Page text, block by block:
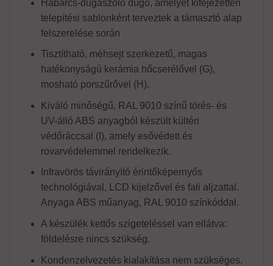
Habarcs-dugaszoló dugó, amelyet kifejezetten
telepítési sablonként terveztek a támasztó alap
felszerelése során
Tisztítható, méhsejt szerkezetű, magas
hatékonyságú kerámia hőcserélővel (G),
mosható porszűrővel (H).
Kiváló minőségű, RAL 9010 színű törés- és
UV-álló ABS anyagból készült kültéri
védőráccsal (I), amely esővédett és
rovarvédelemmel rendelkezik.
Infravörös távirányító érintőképernyős
technológiával, LCD kijelzővel és fali aljzattal.
Anyaga ABS műanyag, RAL 9010 színkóddal.
A készülék kettős szigeteléssel van ellátva:
földelésre nincs szükség.
Kondenzelvezetés kialakítása nem szükséges.